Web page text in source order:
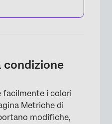
×
condizione
facilmente i colori
Metriche di
modifiche,